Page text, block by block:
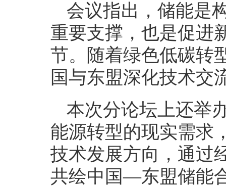
会议指出，储能是
重要支撑，也是促进
节。随着绿色低碳转
国与东盟深化技术交
本次分论坛上还举
能源转型的现实需求
技术发展方向，通过
共绘中国—东盟储能